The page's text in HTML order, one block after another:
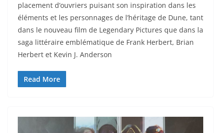
placement d’ouvriers puisant son inspiration dans les
éléments et les personnages de l’héritage de Dune, tant
dans le nouveau film de Legendary Pictures que dans la
saga littéraire emblématique de Frank Herbert, Brian
Herbert et Kevin J. Anderson
Read More